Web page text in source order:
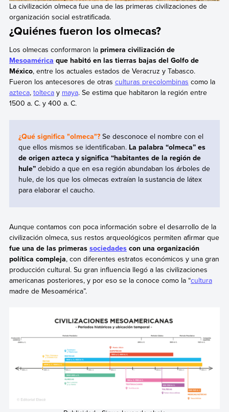
La civilización olmeca fue una de las primeras civilizaciones de
organización social estratificada.
¿Quiénes fueron los olmecas?
Los olmecas conformaron la primera civilización de
Mesoamérica que habitó en las tierras bajas del Golfo de
México, entre los actuales estados de Veracruz y Tabasco.
Fueron los antecesores de otras culturas precolombinas como la
azteca, toltecay maya. Se estima que habitaron la región entre
1500 a. C. y 400 a. C.
¿Qué significa "olmeca"? Se desconoce el nombre con el
que ellos mismos se identificaban. La palabra “olmeca” es
de origen azteca y significa “habitantes de la región de
hule”debido a que en esa región abundaban los árboles de
hule, de los que los olmecas extraían la sustancia de látex
para elaborar el caucho.
Aunque contamos con poca información sobre el desarrollo de la
civilización olmeca, sus restos arqueológicos permiten afirmar que
fue una de las primeras sociedadescon una organización
política compleja, con diferentes estratos económicos y una gran
producción cultural. Su gran influencia llegó a las civilizaciones
americanas posteriores, y por eso se la conoce como la “cultura
madre de Mesoamérica”.